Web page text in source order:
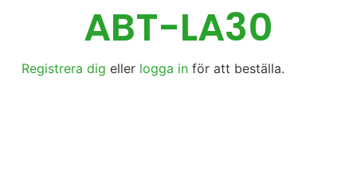
ABT-LA30
Registrera dig eller logga inför att beställa.